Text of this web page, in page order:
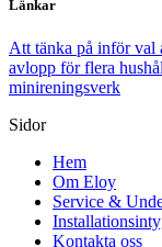
Länkar
Att tänka på inför val
avlopp för flera
minireningsverk
Sidor
Hem
Om Eloy
Service &
Kontakta oss